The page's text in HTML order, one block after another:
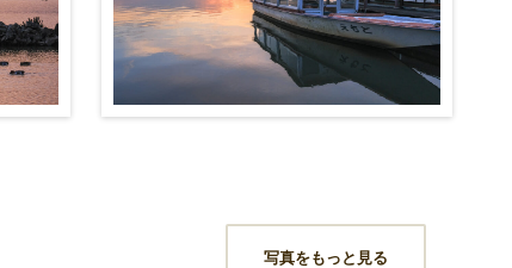
写真をもっと見る